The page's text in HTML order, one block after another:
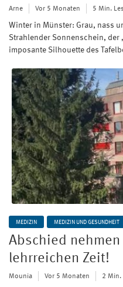
Arne Vor 5 Monaten 5 Min.
Winter in Münster: Grau, nass
Strahlender Sonnenschein, der
imposante Silhouette des
MEDIZIN MEDIZIN UND GESUNDHEIT
Abschied
lehrreichen Zeit!
Mounia Vor 5 Monaten 2 Min.